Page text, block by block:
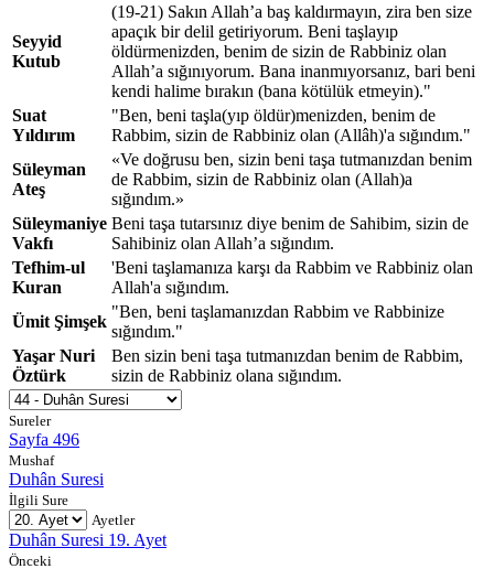
Seyyid
Kutub
(19-21) Sakın Allah’a baş kaldırmayın, zira ben size
apaçık bir delil getiriyorum. Beni taşlayıp
öldürmenizden, benim de sizin de Rabbiniz olan
Allah’a sığınıyorum. Bana inanmıyorsanız, bari beni
kendi halime bırakın (bana kötülük etmeyin)."
Suat
Yıldırım
"Ben, beni taşla(yıp öldür)menizden, benim de
Rabbim, sizin de Rabbiniz olan (Allâh)'a sığındım."
Süleyman
Ateş
«Ve doğrusu ben, sizin beni taşa tutmanızdan benim
de Rabbim, sizin de Rabbiniz olan (Allah)a
sığındım.»
Süleymaniye
Vakfı
Beni taşa tutarsınız diye benim de Sahibim, sizin de
Sahibiniz olan Allah’a sığındım.
Tefhim-ul
Kuran
'Beni taşlamanıza karşı da Rabbim ve Rabbiniz olan
Allah'a sığındım.
Ümit Şimşek
"Ben, beni taşlamanızdan Rabbim ve Rabbinize
sığındım."
Yaşar Nuri
Öztürk
Ben sizin beni taşa tutmanızdan benim de Rabbim,
sizin de Rabbiniz olana sığındım.
Sureler
Sayfa 496
Mushaf
Duhân Suresi
İlgili Sure
Ayetler
Duhân Suresi 19. Ayet
Önceki